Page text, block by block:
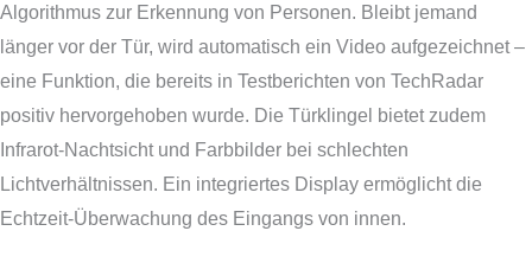
Algorithmus zur Erkennung von Personen. Bleibt jemand
länger vor der Tür, wird automatisch ein Video aufgezeichnet –
eine Funktion, die bereits in Testberichten von TechRadar
positiv hervorgehoben wurde. Die Türklingel bietet zudem
Infrarot-Nachtsicht und Farbbilder bei schlechten
Lichtverhältnissen. Ein integriertes Display ermöglicht die
Echtzeit-Überwachung des Eingangs von innen.